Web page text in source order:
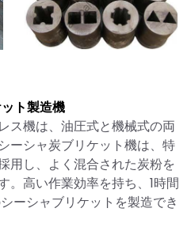
ト製造機
ス機は、油圧式と機械式の両
ーシャ炭ブリケット機は、特
用し、よく混合された炭粉を
。高い作業効率を持ち、1時間
ーシャブリケットを製造でき